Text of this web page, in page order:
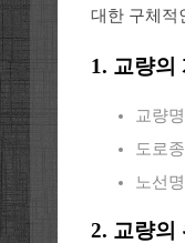
대한 구체적
1. 교량의
교량
도로
노선
2. 교량의